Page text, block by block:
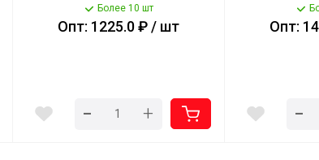
KT04-D-45м [4] КАТУНЬ
Более 10 шт
Опт: 1225.0 ₽ / шт
- +
KT21-
Опт:
-